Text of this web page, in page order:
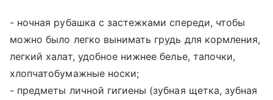
- ночная рубашка с застежками спереди, чтобы
можно было легко вынимать грудь для кормления,
легкий халат, удобное нижнее белье, тапочки,
хлопчатобумажные носки;
- предметы личной гигиены (зубная щетка, зубная